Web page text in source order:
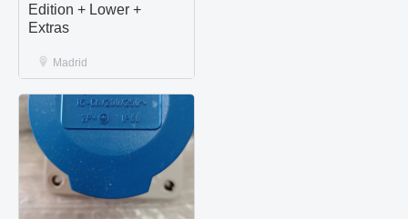
Edition + Lower +
Extras
Madrid